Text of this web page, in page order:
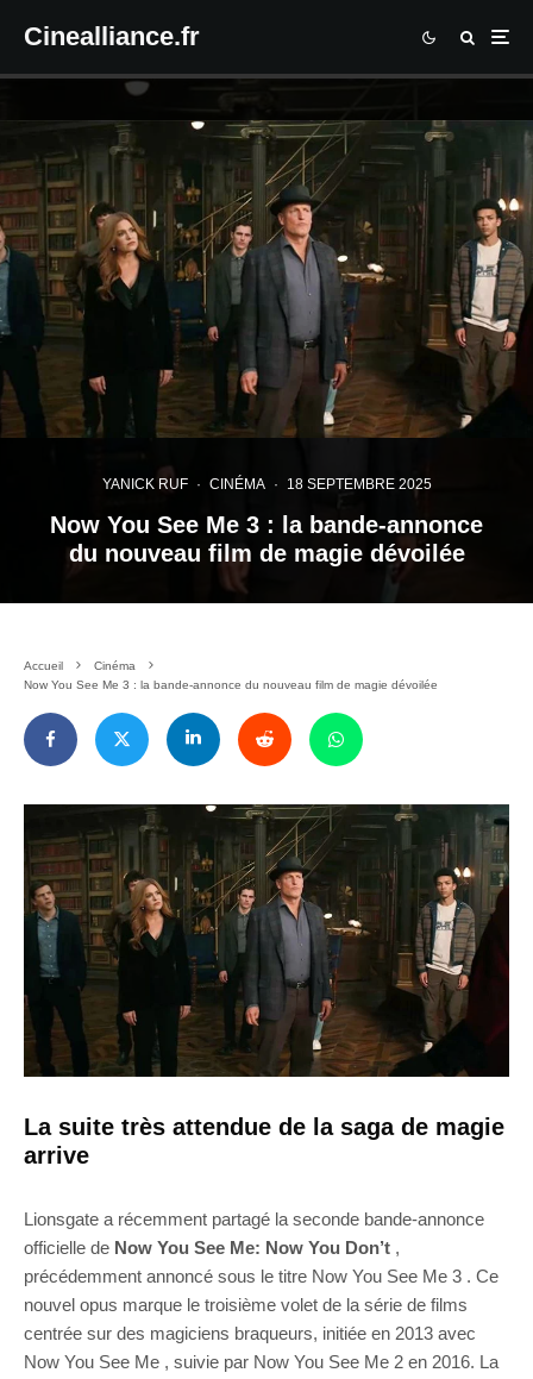
Cinealliance.fr
YANICK RUF · CINÉMA · 18 SEPTEMBRE 2025
Now You See Me 3 : la bande-annonce
du nouveau film de magie dévoilée
Accueil
Cinéma
Now You See Me 3 : la bande-annonce du nouveau film de magie dévoilée
La suite très attendue de la saga de magie
arrive
Lionsgate a récemment partagé la seconde bande-annonce
officielle de Now You See Me: Now You Don’t ,
précédemment annoncé sous le titre Now You See Me 3 . Ce
nouvel opus marque le troisième volet de la série de films
centrée sur des magiciens braqueurs, initiée en 2013 avec
Now You See Me , suivie par Now You See Me 2 en 2016. La